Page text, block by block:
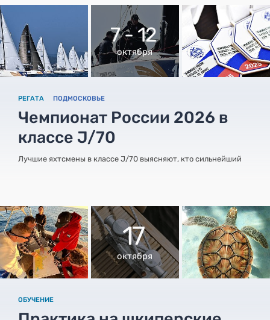
7 - 12
октября
РЕГАТА ПОДМОСКОВЬЕ
Чемпионат России 2026 в
классе J/70
Лучшие яхтсмены в классе J/70 выясняют, кто сильнейший
17
октября
ОБУЧЕНИЕ